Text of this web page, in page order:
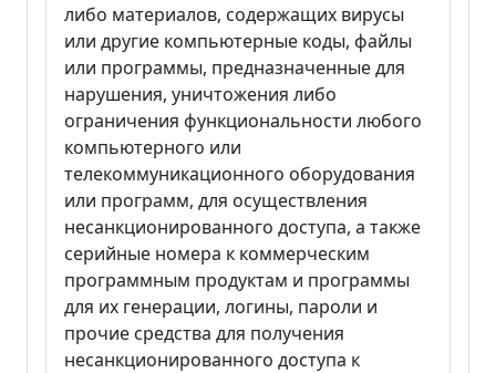
либо материалов, содержащих вирусы
или другие компьютерные коды, файлы
или программы, предназначенные для
нарушения, уничтожения либо
ограничения функциональности любого
компьютерного или
телекоммуникационного оборудования
или программ, для осуществления
несанкционированного доступа, а также
серийные номера к коммерческим
программным продуктам и программы
для их генерации, логины, пароли и
прочие средства для получения
несанкционированного доступа к